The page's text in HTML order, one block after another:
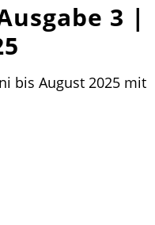
3 |
bis August 2025 mit